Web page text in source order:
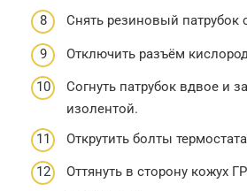
Снять резиновый патрубок
Отключить разъём
Согнуть патрубок вдвое и
изолентой.
Открутить болты
Оттянуть в сторону кожух